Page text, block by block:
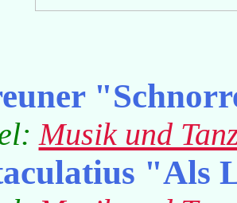
Musik und
"Als